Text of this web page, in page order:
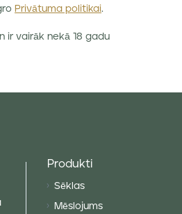
Privātuma politikai.
ir vairāk nekā 18 gadu
Produkti
Sēklas
Mēslojums